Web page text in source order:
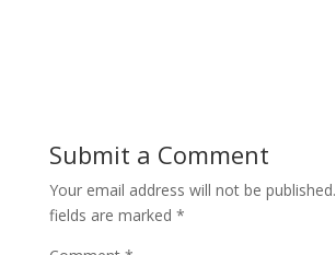
Submit a Comment
Your email address will not be published.
fields are marked *